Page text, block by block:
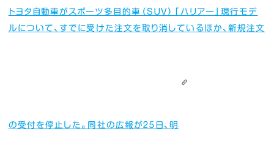
トヨタ自動車がスポーツ多目的車（ＳＵＶ）「ハリアー」現行モデ
ルについて、すでに受けた注文を取り消しているほか、新規注文
の受付を停止した。同社の広報が２５日、明